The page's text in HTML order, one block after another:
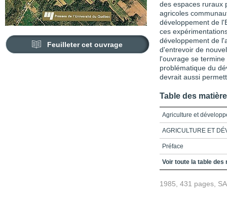
Feuilleter cet ouvrage
des espaces ruraux
agricoles
développement de
ces
développement de
d'entrevoir de
l'ouvrage se
problématique du
devrait aussi
Table des
Agriculture et
AGRICULTURE ET
Préface
Table des matières
Voir toute la table des
1985, 431 pages,